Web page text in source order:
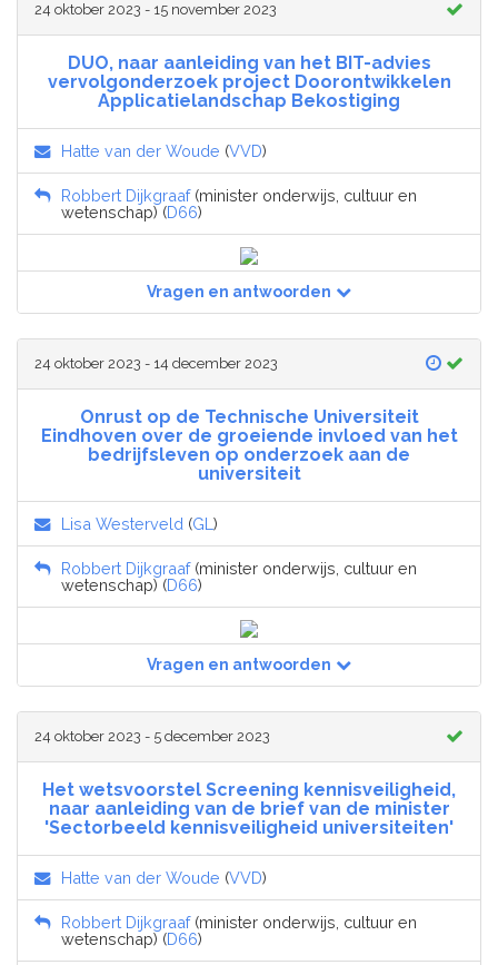
24 oktober 2023 - 15 november 2023
DUO, naar aanleiding van het BIT-advies
vervolgonderzoek project Doorontwikkelen
Applicatielandschap Bekostiging
Hatte van der Woude (VVD)
Robbert Dijkgraaf(minister onderwijs, cultuur en
wetenschap) (D66)
Vragen en antwoorden
24 oktober 2023 - 14 december 2023
Onrust op de Technische Universiteit
Eindhoven over de groeiende invloed van het
bedrijfsleven op onderzoek aan de
universiteit
Lisa Westerveld (GL )
Robbert Dijkgraaf(minister onderwijs, cultuur en
wetenschap) (D66)
Vragen en antwoorden
24 oktober 2023 - 5 december 2023
Het wetsvoorstel Screening kennisveiligheid,
naar aanleiding van de brief van de minister
'Sectorbeeld kennisveiligheid universiteiten'
Hatte van der Woude (VVD)
Robbert Dijkgraaf(minister onderwijs, cultuur en
wetenschap) (D66)